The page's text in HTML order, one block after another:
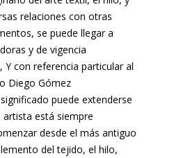
relaciones con otras
se puede llegar a
y de vigencia
con referencia particular al
Diego Gómez
puede extenderse
artista está siempre
desde el más antiguo
del tejido, el hilo,